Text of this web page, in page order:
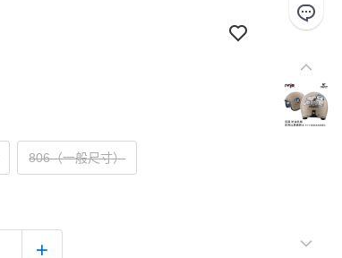
806（一般尺寸）